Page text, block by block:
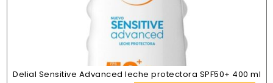
Delial Sensitive Advanced leche protectora SPF50+ 400 ml